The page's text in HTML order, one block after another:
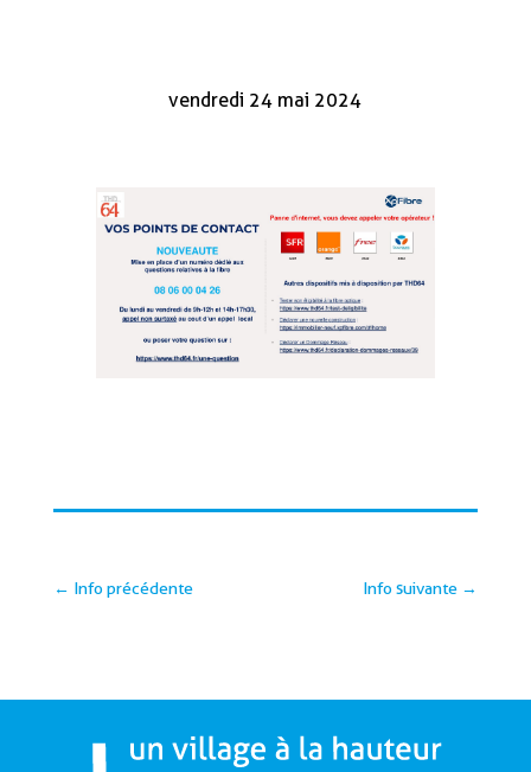
vendredi 24 mai 2024
← Info précédente Info suivante →